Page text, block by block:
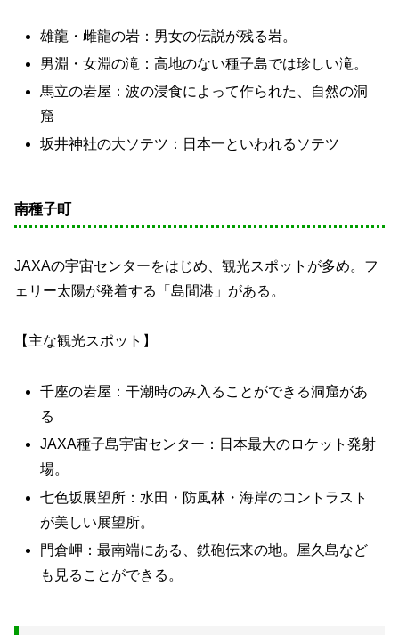
雄龍・雌龍の岩：男女の伝説が残る岩。
男淵・女淵の滝：高地のない種子島では珍しい滝。
馬立の岩屋：波の浸食によって作られた、自然の洞
窟
坂井神社の大ソテツ：日本一といわれるソテツ
南種子町
JAXAの宇宙センターをはじめ、観光スポットが多め。フ
ェリー太陽が発着する「島間港」がある。
【主な観光スポット】
千座の岩屋：干潮時のみ入ることができる洞窟があ
る
JAXA種子島宇宙センター：日本最大のロケット発射
場。
七色坂展望所：水田・防風林・海岸のコントラスト
が美しい展望所。
門倉岬：最南端にある、鉄砲伝来の地。屋久島など
も見ることができる。